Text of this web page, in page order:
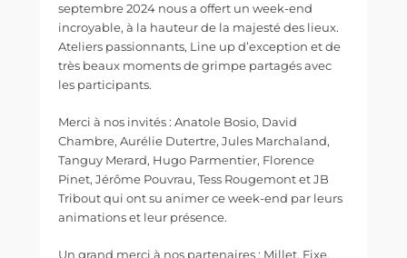
septembre 2024 nous a offert un week-end
incroyable, à la hauteur de la majesté des lieux.
Ateliers passionnants, Line up d’exception et de
très beaux moments de grimpe partagés avec
les participants.
Merci à nos invités : Anatole Bosio, David
Chambre, Aurélie Dutertre, Jules Marchaland,
Tanguy Merard, Hugo Parmentier, Florence
Pinet, Jérôme Pouvrau, Tess Rougemont et JB
Tribout qui ont su animer ce week-end par leurs
animations et leur présence.
Un grand merci à nos partenaires : Millet, Fixe,